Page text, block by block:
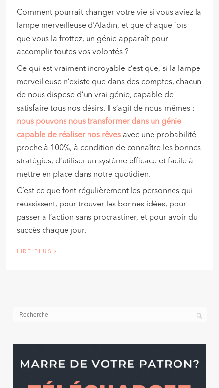
Comment pourrait changer votre vie si vous aviez la
lampe merveilleuse d’Aladin, et que chaque fois
que vous la frottez, un génie apparaît pour
accomplir toutes vos volontés ?
Ce qui est vraiment incroyable c’est que, si la lampe
merveilleuse n’existe que dans des comptes, chacun
de nous dispose d’un vrai génie, capable de
satisfaire tous nos désirs. Il s’agit de nous-mêmes :
nous pouvons nous transformer dans un génie
capable de réaliser nos rêves avec une probabilité
proche à 100%, à condition de connaître les bonnes
stratégies, d’utiliser un système efficace et facile à
mettre en place dans notre quotidien.
C’est ce que font régulièrement les personnes qui
réussissent, pour trouver les bonnes idées, pour
passer à l’action sans procrastiner, et pour avoir du
succès chaque jour.
LIRE PLUS ›